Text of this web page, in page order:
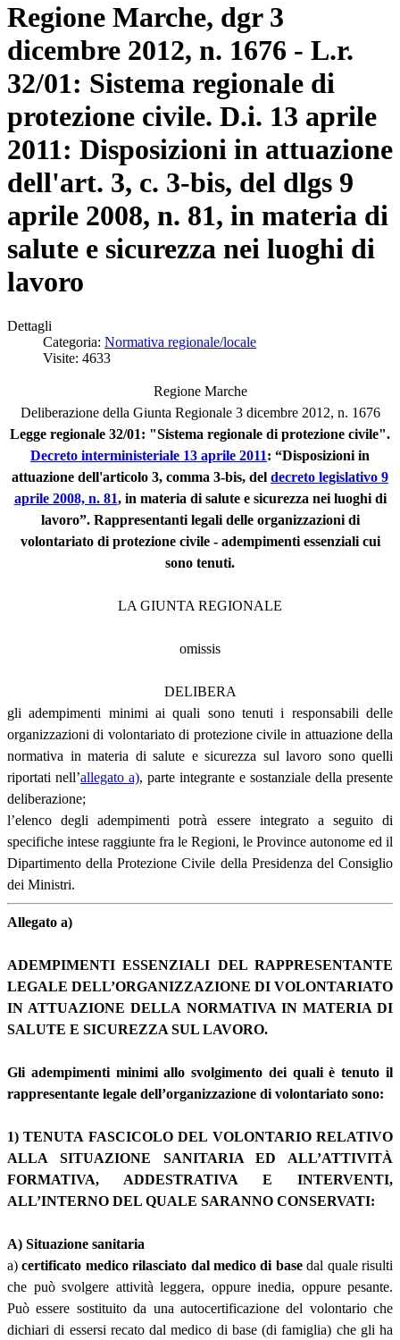
Regione Marche, dgr 3
dicembre 2012, n. 1676 - L.r.
32/01: Sistema regionale di
protezione civile. D.i. 13 aprile
2011: Disposizioni in attuazione
dell'art. 3, c. 3-bis, del dlgs 9
aprile 2008, n. 81, in materia di
salute e sicurezza nei luoghi di
lavoro
Dettagli
Categoria: Normativa regionale/locale
Visite: 4633
Regione Marche
Deliberazione della Giunta Regionale 3 dicembre 2012, n. 1676
Legge regionale 32/01: "Sistema regionale di protezione civile".
Decreto interministeriale 13 aprile 2011: “Disposizioni in
attuazione dell'articolo 3, comma 3-bis, del decreto legislativo 9
aprile 2008, n. 81, in materia di salute e sicurezza nei luoghi di
lavoro”. Rappresentanti legali delle organizzazioni di
volontariato di protezione civile - adempimenti essenziali cui
sono tenuti.
LA GIUNTA REGIONALE
omissis
DELIBERA
gli adempimenti minimi ai quali sono tenuti i responsabili delle
organizzazioni di volontariato di protezione civile in attuazione della
normativa in materia di salute e sicurezza sul lavoro sono quelli
riportati nell’allegato a), parte integrante e sostanziale della presente
deliberazione;
l’elenco degli adempimenti potrà essere integrato a seguito di
specifiche intese raggiunte fra le Regioni, le Province autonome ed il
Dipartimento della Protezione Civile della Presidenza del Consiglio
dei Ministri.
Allegato a)
ADEMPIMENTI ESSENZIALI DEL RAPPRESENTANTE
LEGALE DELL’ORGANIZZAZIONE DI VOLONTARIATO
IN ATTUAZIONE DELLA NORMATIVA IN MATERIA DI
SALUTE E SICUREZZA SUL LAVORO.
Gli adempimenti minimi allo svolgimento dei quali è tenuto il
rappresentante legale dell’organizzazione di volontariato sono:
1) TENUTA FASCICOLO DEL VOLONTARIO RELATIVO
ALLA SITUAZIONE SANITARIA ED ALL’ATTIVITÀ
FORMATIVA, ADDESTRATIVA E INTERVENTI,
ALL’INTERNO DEL QUALE SARANNO CONSERVATI:
A) Situazione sanitaria
a)certificato medico rilasciato dal medico di basedal quale risulti
che può svolgere attività leggera, oppure inedia, oppure pesante.
Può essere sostituito da una autocertificazione del volontario che
dichiari di essersi recato dal medico di base (di famiglia) che gli ha